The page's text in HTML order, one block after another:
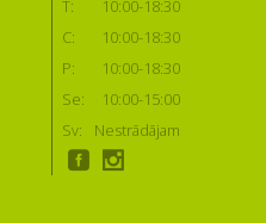
T:
10:00-18:30
C:
10:00-18:30
P:
10:00-18:30
Se:
10:00-15:00
Sv:
Nestrādājam